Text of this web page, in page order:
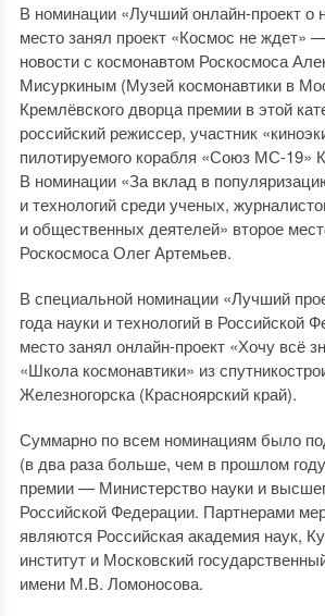
В номинации «Лучший онлайн-проект о
место занял проект «Космос не ждет»
новости с космонавтом Роскосмоса
Мисуркиным (Музей космонавтики в
Кремлёвского дворца премии в этой
российский режиссер, участник
пилотируемого корабля «Союз МС-19»
В номинации «За вклад в
и технологий среди ученых,
и общественных деятелей» второе
Роскосмоса Олег Артемьев.
В специальной номинации «Лучший
года науки и технологий в Российской
место занял онлайн-проект «Хочу всё
«Школа космонавтики» из
Железногорска (Красноярский край).
Суммарно по всем номинациям было
(в два раза больше, чем в прошлом
премии — Министерство науки и
Российской Федерации. Партнерами
являются Российская академия наук,
институт и Московский
имени М.В. Ломоносова.